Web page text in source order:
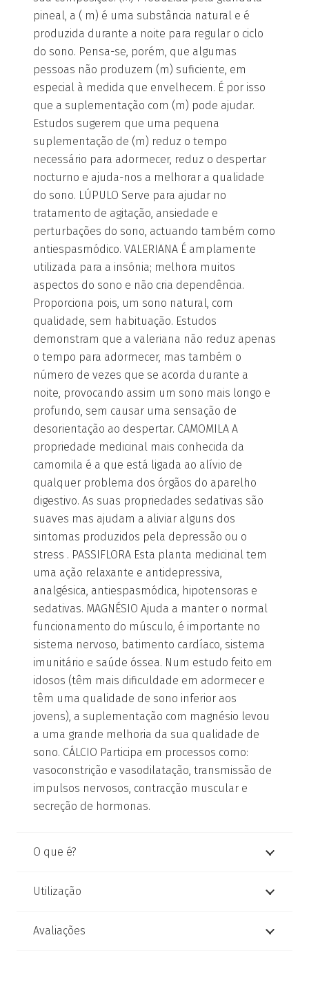
pineal, a ( m) é uma substância natural e é
produzida durante a noite para regular o ciclo
do sono. Pensa-se, porém, que algumas
pessoas não produzem (m) suficiente, em
especial à medida que envelhecem. É por isso
que a suplementação com (m) pode ajudar.
Estudos sugerem que uma pequena
suplementação de (m) reduz o tempo
necessário para adormecer, reduz o despertar
nocturno e ajuda-nos a melhorar a qualidade
do sono. LÚPULO Serve para ajudar no
tratamento de agitação, ansiedade e
perturbações do sono, actuando também como
antiespasmódico. VALERIANA É amplamente
utilizada para a insónia; melhora muitos
aspectos do sono e não cria dependência.
Proporciona pois, um sono natural, com
qualidade, sem habituação. Estudos
demonstram que a valeriana não reduz apenas
o tempo para adormecer, mas também o
número de vezes que se acorda durante a
noite, provocando assim um sono mais longo e
profundo, sem causar uma sensação de
desorientação ao despertar. CAMOMILA A
propriedade medicinal mais conhecida da
camomila é a que está ligada ao alívio de
qualquer problema dos órgãos do aparelho
digestivo. As suas propriedades sedativas são
suaves mas ajudam a aliviar alguns dos
sintomas produzidos pela depressão ou o
stress . PASSIFLORA Esta planta medicinal tem
uma ação relaxante e antidepressiva,
analgésica, antiespasmódica, hipotensoras e
sedativas. MAGNÉSIO Ajuda a manter o normal
funcionamento do músculo, é importante no
sistema nervoso, batimento cardíaco, sistema
imunitário e saúde óssea. Num estudo feito em
idosos (têm mais dificuldade em adormecer e
têm uma qualidade de sono inferior aos
jovens), a suplementação com magnésio levou
a uma grande melhoria da sua qualidade de
sono. CÁLCIO Participa em processos como:
vasoconstrição e vasodilatação, transmissão de
impulsos nervosos, contracção muscular e
secreção de hormonas.
O que é?
Utilização
Avaliações